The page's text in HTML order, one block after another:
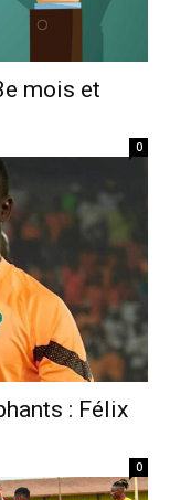
mois et
0
: Félix
0